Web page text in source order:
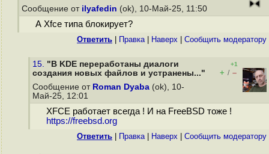
Сообщение от ilyafedin (ok), 10-Май-25, 11:50
А Xfce типа блокирует?
Ответить Правка| Наверх Cообщить модератору
15. "В KDE переработаны диалоги
создания новых файлов и устранены..."
+1
+ / –
Сообщение от Roman Dyaba (ok), 10-
Май-25, 12:01
XFCE работает всегда ! И на FreeBSD тоже !
https://freebsd.org
Ответить Правка| Наверх Cообщить модератору